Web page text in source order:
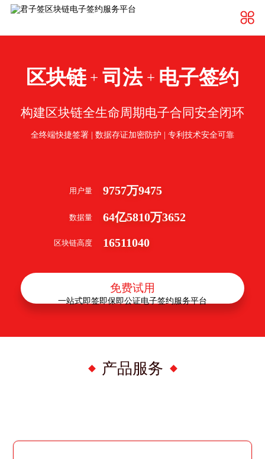
区块链 + 司法 + 电子签约
构建区块链全生命周期电子合同安全闭环
全终端快捷签署 | 数据存证加密防护 | 专利技术安全可靠
用户量 9757万9475
数据量 64亿5810万3652
区块链高度 16511040
免费试用
产品服务
一站式即签即保即公证电子签约服务平台